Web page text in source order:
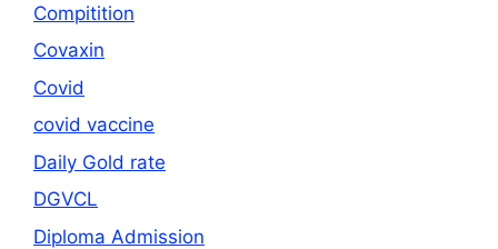
Compitition
Covaxin
Covid
covid vaccine
Daily Gold rate
DGVCL
Diploma Admission